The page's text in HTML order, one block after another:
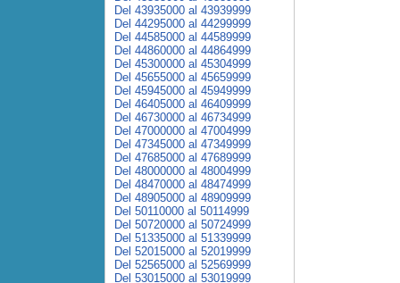
Del 43935000 al 43939999
Del 44295000 al 44299999
Del 44585000 al 44589999
Del 44860000 al 44864999
Del 45300000 al 45304999
Del 45655000 al 45659999
Del 45945000 al 45949999
Del 46405000 al 46409999
Del 46730000 al 46734999
Del 47000000 al 47004999
Del 47345000 al 47349999
Del 47685000 al 47689999
Del 48000000 al 48004999
Del 48470000 al 48474999
Del 48905000 al 48909999
Del 50110000 al 50114999
Del 50720000 al 50724999
Del 51335000 al 51339999
Del 52015000 al 52019999
Del 52565000 al 52569999
Del 53015000 al 53019999